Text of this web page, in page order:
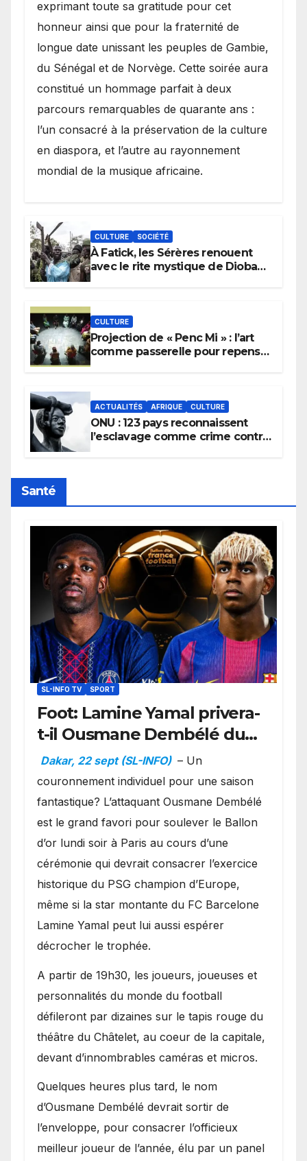
exprimant toute sa gratitude pour cet
honneur ainsi que pour la fraternité de
longue date unissant les peuples de Gambie,
du Sénégal et de Norvège. Cette soirée aura
constitué un hommage parfait à deux
parcours remarquables de quarante ans :
l’un consacré à la préservation de la culture
en diaspora, et l’autre au rayonnement
mondial de la musique africaine.
CULTURE SOCIÉTÉ
À Fatick, les Sérères renouent
avec le rite mystique de Diobaye
CULTURE
Projection de « Penc Mi » : l’art
comme passerelle pour repenser
ACTUALITÉS AFRIQUE CULTURE
ONU : 123 pays reconnaissent
l’esclavage comme crime contre
Santé
SL-INFO TV SPORT
Foot: Lamine Yamal privera-
t-il Ousmane Dembélé du
Ballon d’or ?
Dakar, 22 sept (SL-INFO) – Un
couronnement individuel pour une saison
fantastique? L’attaquant Ousmane Dembélé
est le grand favori pour soulever le Ballon
d’or lundi soir à Paris au cours d’une
cérémonie qui devrait consacrer l’exercice
historique du PSG champion d’Europe,
même si la star montante du FC Barcelone
Lamine Yamal peut lui aussi espérer
décrocher le trophée.
A partir de 19h30, les joueurs, joueuses et
personnalités du monde du football
défileront par dizaines sur le tapis rouge du
théâtre du Châtelet, au coeur de la capitale,
devant d’innombrables caméras et micros.
Quelques heures plus tard, le nom
d’Ousmane Dembélé devrait sortir de
l’enveloppe, pour consacrer l’officieux
meilleur joueur de l’année, élu par un panel